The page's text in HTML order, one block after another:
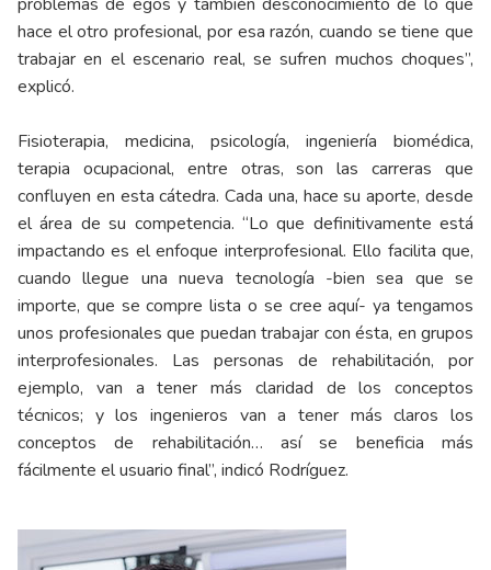
hace el otro profesional, por esa razón, cuando se tiene que
trabajar en el escenario real, se sufren muchos choques”,
explicó.
Fisioterapia, medicina, psicología, ingeniería biomédica,
terapia ocupacional, entre otras, son las carreras que
confluyen en esta cátedra. Cada una, hace su aporte, desde
el área de su competencia. “Lo que definitivamente está
impactando es el enfoque interprofesional. Ello facilita que,
cuando llegue una nueva tecnología -bien sea que se
importe, que se compre lista o se cree aquí- ya tengamos
unos profesionales que puedan trabajar con ésta, en grupos
interprofesionales. Las personas de rehabilitación, por
ejemplo, van a tener más claridad de los conceptos
técnicos; y los ingenieros van a tener más claros los
conceptos de rehabilitación… así se beneficia más
fácilmente el usuario final”, indicó Rodríguez.